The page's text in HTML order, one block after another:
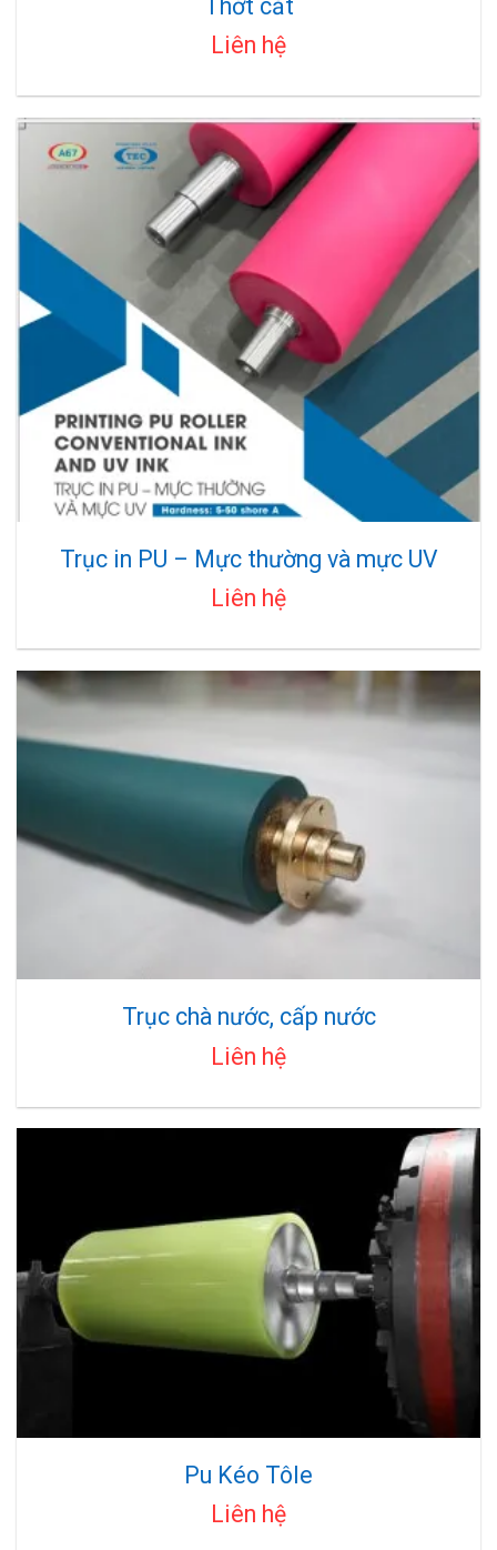
Thớt cắt
Liên hệ
Trục in PU – Mực thường và mực UV
Liên hệ
Trục chà nước, cấp nước
Liên hệ
Pu Kéo Tôle
Liên hệ